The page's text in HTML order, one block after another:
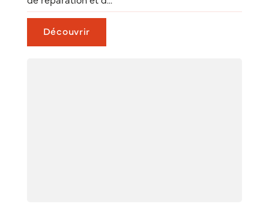
Découvrir